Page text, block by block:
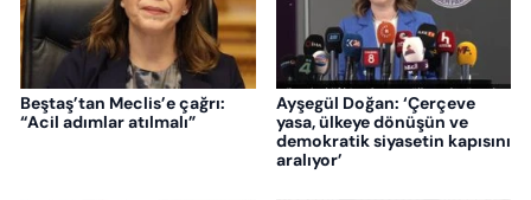
Beştaş’tan Meclis’e çağrı:
“Acil adımlar atılmalı”
Ayşegül Doğan: ‘Çerçeve
yasa, ülkeye dönüşün ve
demokratik siyasetin kapısını
aralıyor’